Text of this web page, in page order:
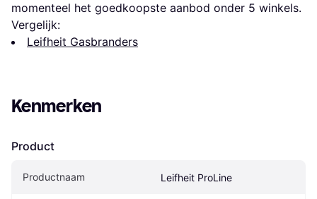
momenteel het goedkoopste aanbod onder 5 winkels.
Vergelijk:
Leifheit Gasbranders
Kenmerken
Product
Productnaam Leifheit ProLine